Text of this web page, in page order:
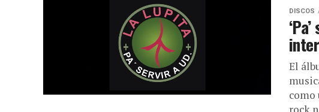
DISCOS
El
como